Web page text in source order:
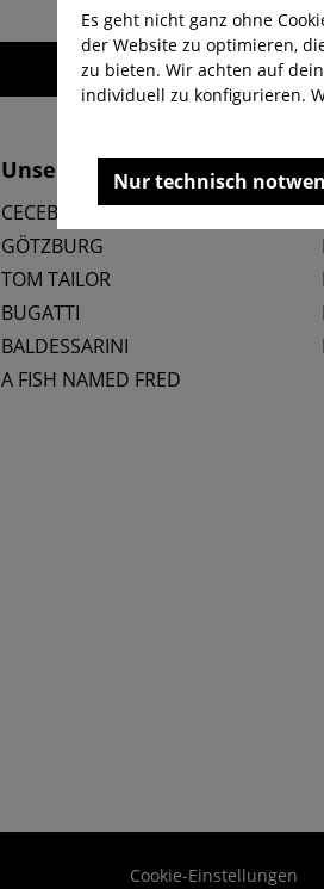
Kauf auf Rechnung
Unsere Marken
CECEBA
GÖTZBURG
TOM TAILOR
BUGATTI
BALDESSARINI
A FISH NAMED FRED
Cookie-Einstellungen
Es geht nicht ganz ohne
der Website zu optimieren,
zu bieten. Wir achten auf
individuell zu konfigurieren.
Nur technisch